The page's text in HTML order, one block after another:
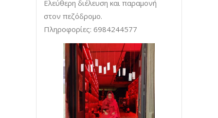
Ελεύθερη διέλευση και παραμονή
στον πεζόδρομο.
Πληροφορίες: 6984244577